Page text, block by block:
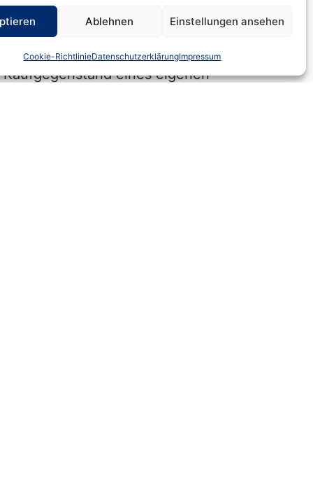
Ablehnen Einstellungen ansehen
Cookie-RichtlinieDatenschutzerklärungImpressum
der Vorsteuerabzug
Bestandteil begrenzt.
Eigenart verloren
eines eigenen